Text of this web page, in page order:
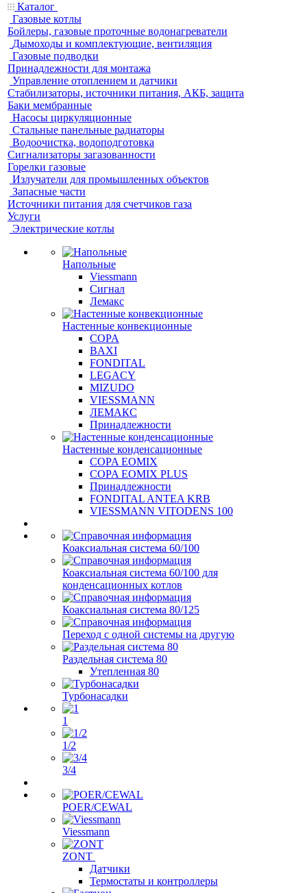
Каталог
Газовые котлы
Бойлеры, газовые проточные водонагреватели
Дымоходы и комплектующие, вентиляция
Газовые подводки
Принадлежности для монтажа
Управление отоплением и датчики
Стабилизаторы, источники питания, АКБ, защита
Баки мембранные
Насосы циркуляционные
Стальные панельные радиаторы
Водоочистка, водоподготовка
Сигнализаторы загазованности
Горелки газовые
Излучатели для промышленных объектов
Запасные части
Источники питания для счетчиков газа
Услуги
Электрические котлы
Напольные
Viessmann
Сигнал
Лемакс
Настенные конвекционные
COPA
BAXI
FONDITAL
LEGACY
MIZUDO
VIESSMANN
ЛЕМАКС
Принадлежности
Настенные конденсационные
COPA EOMIX
COPA EOMIX PLUS
Принадлежности
FONDITAL ANTEA KRB
VIESSMANN VITODENS 100
Коаксиальная система 60/100
Коаксиальная система 60/100 для
конденсационных котлов
Коаксиальная система 80/125
Переход с одной системы на другую
Раздельная система 80
Утепленная 80
Турбонасадки
1
1/2
3/4
POER/CEWAL
Viessmann
ZONT
Датчики
Термостаты и контроллеры